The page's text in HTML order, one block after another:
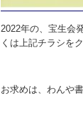
2022年の、宝生会
くは上記チラシを
お求めは、わんや